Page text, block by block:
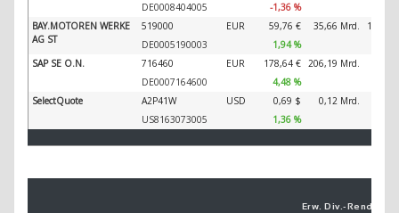
DE0008404005
-1,36 %
BAY.MOTOREN WERKE
AG ST
519000 EUR 59,76 € 35,66 Mrd.
DE0005190003
1,94 %
SAP SE O.N.
716460 EUR 178,64 € 206,19 Mrd.
DE0007164600
4,48 %
SelectQuote
A2P41W USD 0,69 $ 0,12 Mrd.
US8163073005
1,36 %
Erw. Div.- Ren­di­te